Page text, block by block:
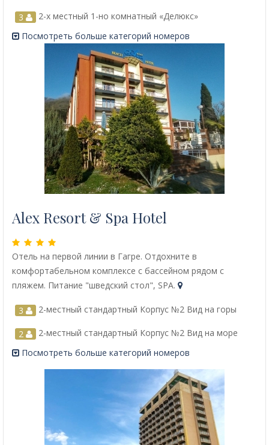
3
2-х местный 1-но комнатный «Делюкс»
Посмотреть больше категорий номеров
Alex Resort & Spa Hotel
Отель на первой линии в Гагре. Отдохните в
комфортабельном комплексе с бассейном рядом с
пляжем. Питание "шведский стол", SPA.
3 2-местный стандартный Корпус №2 Вид на горы
2
2-местный стандартный Корпус №2 Вид на море
Посмотреть больше категорий номеров